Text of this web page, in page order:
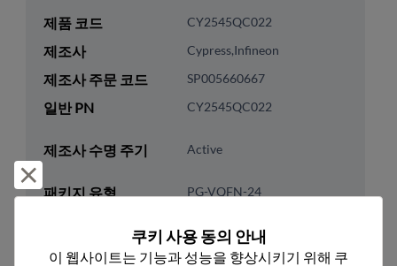
제품 코드 CY2545QC022
제조사 Cypress,Infineon
제조사 주문 코드 SP005660667
일반 PN CY2545QC022
제조사 수명 주기 Active
패키지 유형 PG-VQFN-24
ROHS 준수 Yes
쿠키 사용 동의 안내
이 웹사이트는 기능과 성능을 향상시키기 위해 쿠